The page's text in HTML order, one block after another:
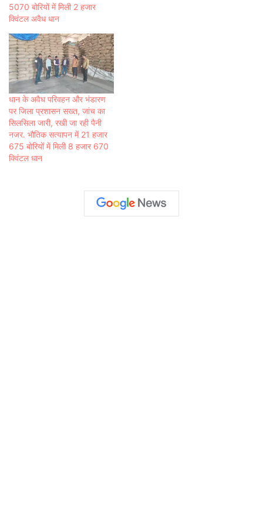
5070 बोरियों में मिली 2 हजार
क्विंटल अवैध धान
धान के अवैध परिवहन और भंडारण
पर जिला प्रशासन सख्त, जांच का
सिलसिला जारी, रखी जा रही पैनी
नजर. भौतिक सत्यापन में 21 हजार
675 बोरियों में मिली 8 हजार 670
क्विंटल धान